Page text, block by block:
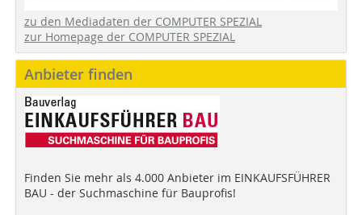
zu den Mediadaten der COMPUTER SPEZIAL
zur Homepage der COMPUTER SPEZIAL
Anbieter finden
Finden Sie mehr als 4.000 Anbieter im EINKAUFSFÜHRER
BAU - der Suchmaschine für Bauprofis!